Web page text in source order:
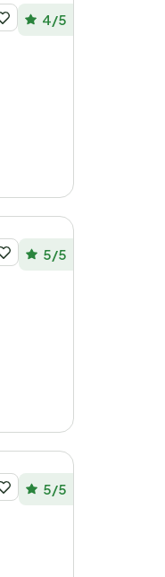
4/5
5/5
5/5